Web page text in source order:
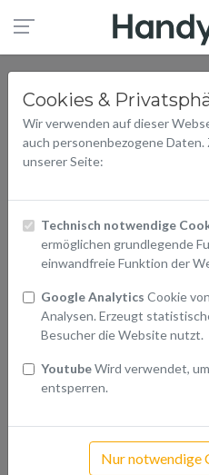
Cookies &
Wir verwenden auf dieser
auch personenbezogene Daten.
unserer Seite:
Technisch notwendige
ermöglichen grundlegende
einwandfreie Funktion der
Google Analytics Cookie
Analysen. Erzeugt
Besucher die Website nutzt.
YoutubeWird verwendet,
entsperren.
Nur notwendige